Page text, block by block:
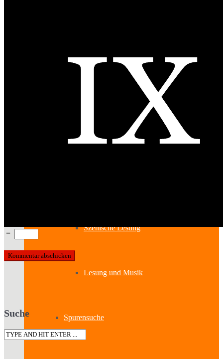
Lesung & Autoren-Lesung
Szenische Lesung
Lesung und Musik
Spurensuche
=
Suche